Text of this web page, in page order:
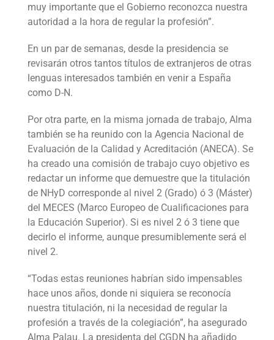
muy importante que el Gobierno reconozca nuestra
autoridad a la hora de regular la profesión”.
En un par de semanas, desde la presidencia se
revisarán otros tantos títulos de extranjeros de otras
lenguas interesados también en venir a España
como D-N.
Por otra parte, en la misma jornada de trabajo, Alma
también se ha reunido con la Agencia Nacional de
Evaluación de la Calidad y Acreditación (ANECA). Se
ha creado una comisión de trabajo cuyo objetivo es
redactar un informe que demuestre que la titulación
de NHyD corresponde al nivel 2 (Grado) ó 3 (Máster)
del MECES (Marco Europeo de Cualificaciones para
la Educación Superior). Si es nivel 2 ó 3 tiene que
decirlo el informe, aunque presumiblemente será el
nivel 2.
“Todas estas reuniones habrían sido impensables
hace unos años, donde ni siquiera se reconocía
nuestra titulación, ni la necesidad de regular la
profesión a través de la colegiación”, ha asegurado
Alma Palau. La presidenta del CGDN ha añadido